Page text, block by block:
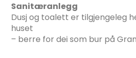
Sanitæranlegg
Dusj og toalett er tilgjengeleg
huset
– berre for dei som bur på